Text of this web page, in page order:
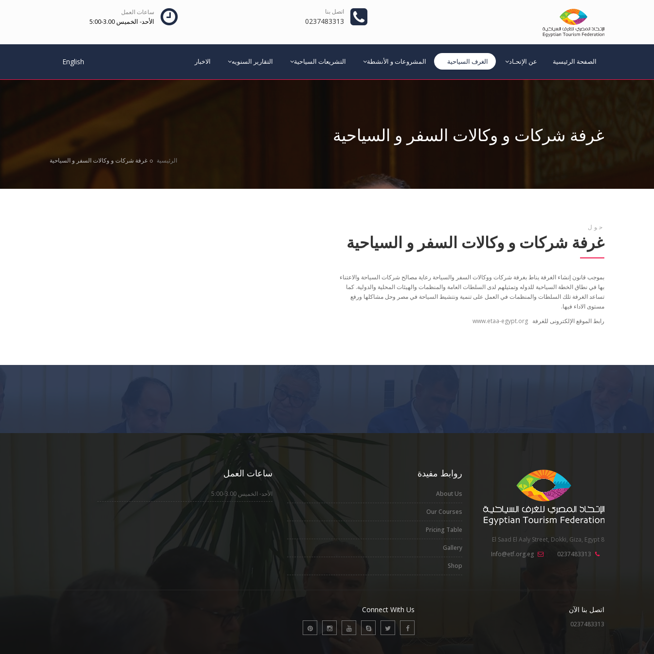
اتصل بنا
0237483313
ساعات العمل
الأحد- الخميس 3.00-5:00
الصفحة الرئيسية عن الإتحـاد الغرف السياحية المشروعات و الأنشطة التشريعات السياحية التقارير السنويه الاخبار English
غرفة شركات و وكالات السفر و السياحية
الرئيسية غرفة شركات و وكالات السفر و السياحية
حول
غرفة شركات و وكالات السفر و السياحية
بموجب قانون إنشاء الغرفة يناط بغرفة شركات ووكالات السفر والسياحة رعاية مصالح شركات السياحة والاعتناء
بها في نطاق الخطة السياحية للدوله وتمثيلهم لدى السلطات العامة والمنظمات والهيئات المحلية والدولية. كما
تساعد الغرفة تلك السلطات والمنظمات في العمل على تنمية ونتشيط السياحة في مصر وحل مشاكلها ورفع
مستوى الاداء فيها.
رابط الموقع الإلكترونى للغرفة www.etaa-egypt.org
8 El Saad El Aaly Street, Dokki, Giza, Egypt
0237483313
Info@etf.org.eg
روابط مفيدة
About Us
Our Courses
Pricing Table
Gallery
Shop
ساعات العمل
الأحد- الخميس 3.00-5:00
اتصل بنا الآن
0237483313
Connect With Us